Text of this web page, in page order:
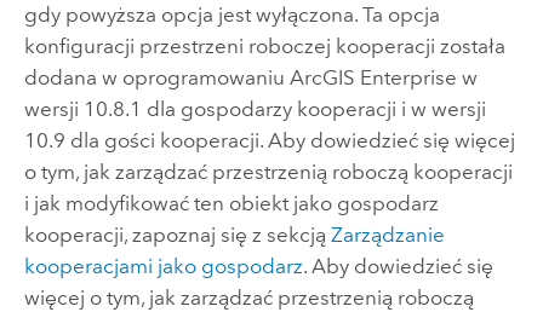
gdy powyższa opcja jest wyłączona. Ta opcja
konfiguracji przestrzeni roboczej kooperacji została
dodana w oprogramowaniu ArcGIS Enterprise w
wersji 10.8.1 dla gospodarzy kooperacji i w wersji
10.9 dla gości kooperacji. Aby dowiedzieć się więcej
o tym, jak zarządzać przestrzenią roboczą kooperacji
i jak modyfikować ten obiekt jako gospodarz
kooperacji, zapoznaj się z sekcją Zarządzanie
kooperacjami jako gospodarz. Aby dowiedzieć się
więcej o tym, jak zarządzać przestrzenią roboczą